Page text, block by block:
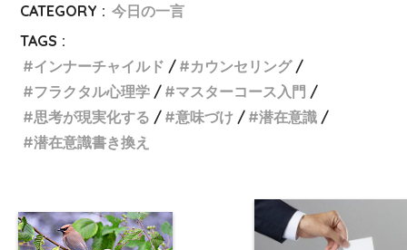
CATEGORY : 今日の一言
TAGS :
インナーチャイルド
カウンセリング
フラクタル心理学
マスターコース入門
思考が現実化する
意味づけ
潜在意識
潜在意識書き換え